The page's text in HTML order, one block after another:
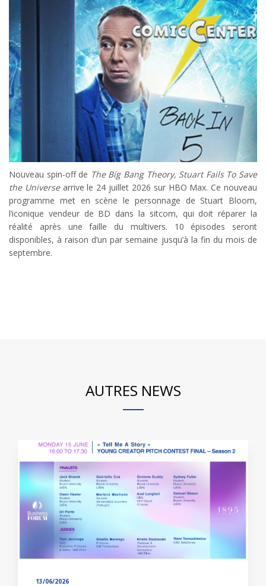
Nouveau spin-off de The Big Bang Theory, Stuart Fails To Save
the Universearrive le 24 juillet 2026 sur HBO Max. Ce nouveau
programme met en scène le personnage de Stuart Bloom,
l’iconique vendeur de BD dans la sitcom, qui doit réparer la
réalité après une faille du multivers. 10 épisodes seront
disponibles, à raison d’un par semaine jusqu’à la fin du mois de
septembre.
AUTRES NEWS
13/06/2026